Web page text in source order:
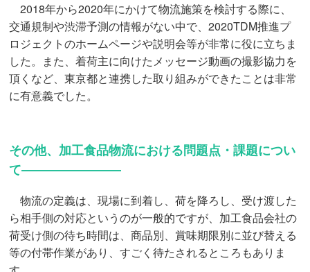
2018年から2020年にかけて物流施策を検討する際に、
交通規制や渋滞予測の情報がない中で、2020TDM推進プ
ロジェクトのホームページや説明会等が非常に役に立ちま
した。また、着荷主に向けたメッセージ動画の撮影協力を
頂くなど、東京都と連携した取り組みができたことは非常
に有意義でした。
その他、加工食品物流における問題点・課題につい
て――――――――
物流の定義は、現場に到着し、荷を降ろし、受け渡した
ら相手側の対応というのが一般的ですが、加工食品会社の
荷受け側の待ち時間は、商品別、賞味期限別に並び替える
等の付帯作業があり、すごく待たされるところもありま